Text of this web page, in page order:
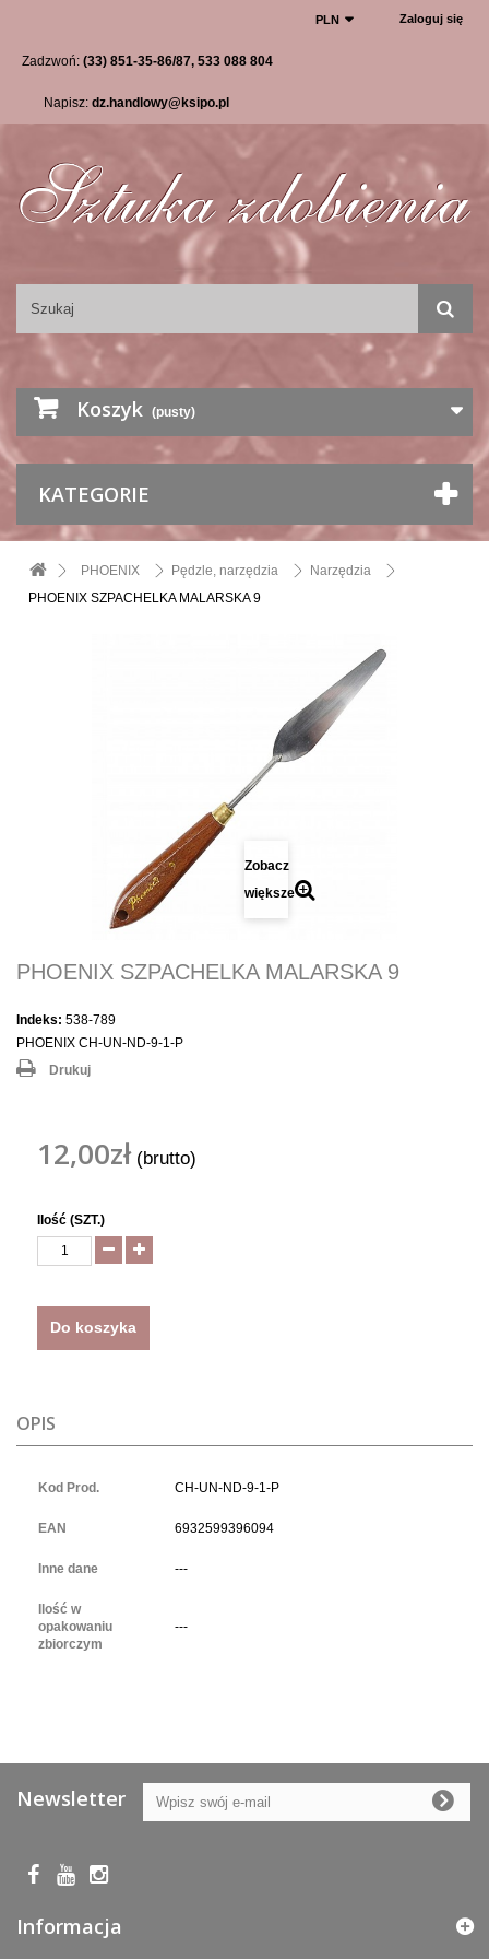
Zaloguj się
PLN
Zadzwoń: (33) 851-35-86/87, 533 088 804
Napisz: dz.handlowy@ksipo.pl
Koszyk (pusty)
KATEGORIE
PHOENIX Pędzle, narzędzia
Narzędzia
PHOENIX SZPACHELKA MALARSKA 9
Zobacz
większe
PHOENIX SZPACHELKA MALARSKA 9
Indeks: 538-789
PHOENIX CH-UN-ND-9-1-P
Drukuj
12,00zł(brutto)
Ilość (SZT.)
Do koszyka
OPIS
Kod Prod. CH-UN-ND-9-1-P
EAN 6932599396094
Inne dane ---
Ilość w
opakowaniu
zbiorczym
---
Newsletter
Informacja